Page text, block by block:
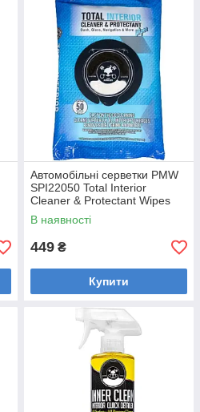
Автомобільні серветки PMW
SPI22050 Total Interior
Cleaner & Protectant Wipes
Mega 50 Pack
В наявності
449 ₴
Купити